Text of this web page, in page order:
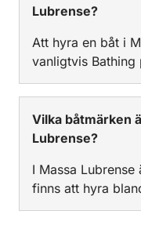
Lubrense?
Att hyra en båt i
vanligtvis Bathing
Vilka båtmärken
Lubrense?
I Massa
finns att hyra